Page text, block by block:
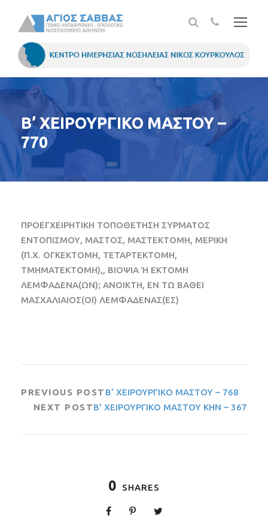
Β’ ΧΕΙΡΟΥΡΓΙΚΟ ΜΑΣΤΟΥ –
770
ΠΡΟΕΓΧΕΙΡΗΤΙΚΗ ΤΟΠΟΘΕΤΗΣΗ ΣΥΡΜΑΤΟΣ
ΕΝΤΟΠΙΣΜΟΥ, ΜΑΣΤΟΣ, ΜΑΣΤΕΚΤΟΜΗ, ΜΕΡΙΚΗ
(Π.Χ. ΟΓΚΕΚΤΟΜΗ, ΤΕΤΑΡΤΕΚΤΟΜΗ,
ΤΜΗΜΑΤΕΚΤΟΜΗ),, ΒΙΟΨΙΑ Ή ΕΚΤΟΜΗ
ΛΕΜΦΑΔΕΝΑ(ΩΝ); ΑΝΟΙΚΤΗ, ΕΝ ΤΩ ΒΑΘΕΙ
ΜΑΣΧΑΛΙΑΙΟΣ(ΟΙ) ΛΕΜΦΑΔΕΝΑΣ(ΕΣ)
PREVIOUS POST Β’ ΧΕΙΡΟΥΡΓΙΚΟ ΜΑΣΤΟΥ – 768
NEXT POSTΒ’ ΧΕΙΡΟΥΡΓΙΚΟ ΜΑΣΤΟΥ ΚΗΝ – 367
0 SHARES